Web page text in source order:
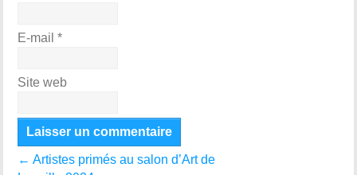
E-mail*
Site web
← Artistes primés au salon d’Art de